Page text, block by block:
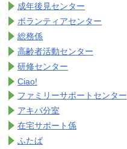
成年後見センター
ボランティアセンター
総務係
高齢者活動センター
研修センター
Ciao!
ファミリーサポートセンター
アキバ分室
在宅サポート係
ふたば